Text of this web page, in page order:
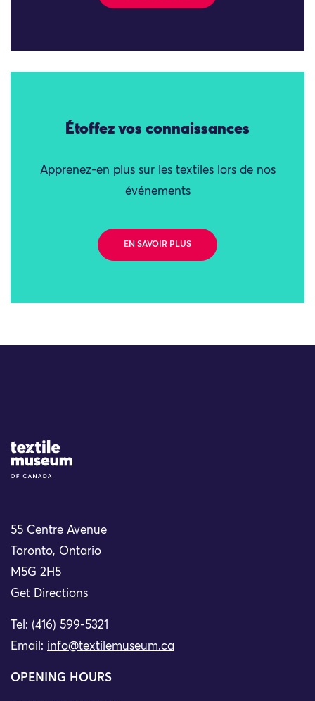
Étoffez vos connaissances
Apprenez-en plus sur les textiles lors de nos
événements
EN SAVOIR PLUS
Site Logo
55 Centre Avenue
Toronto, Ontario
M5G 2H5
Get Directions
Tel: (416) 599-5321
Email: info@textilemuseum.ca
OPENING HOURS